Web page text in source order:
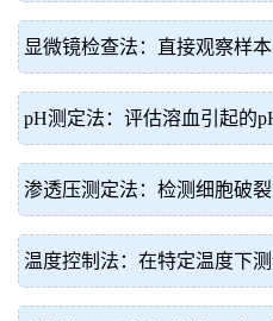
显微镜检查法：直接观察样本
pH测定法：评估溶血引起的
渗透压测定法：检测细胞破裂
温度控制法：在特定温度下测